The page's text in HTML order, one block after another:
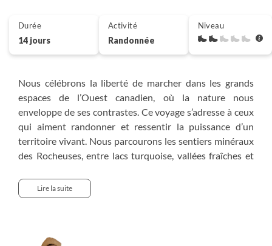
Nous célébrons la liberté de marcher dans les grands
espaces de l’Ouest canadien, où la nature nous
enveloppe de ses contrastes. Ce voyage s’adresse à ceux
qui aiment randonner et ressentir la puissance d’un
territoire vivant. Nous parcourons les sentiers minéraux
des Rocheuses, entre lacs turquoise, vallées fraîches et
s’élançons vers l’île de Vancouver, entre rivages habités
de mammifères marins et forêt pluviale aux odeurs
Lire la suite
Durée
14 jours
Activité
Randonnée
Niveau